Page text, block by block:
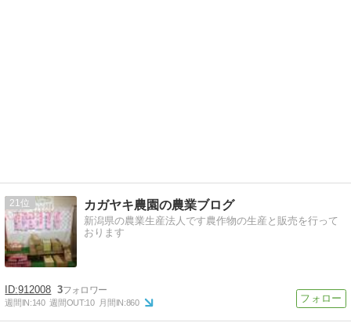
21 カガヤキ農園の農業ブログ
新潟県の農業生産法人です農作物の生産と販売を行って
おります
912008 3
週間IN:140 週間OUT:10 月間IN:860